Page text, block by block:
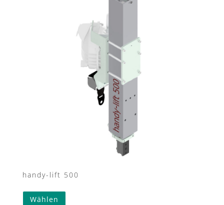
handy-lift 500
Wählen